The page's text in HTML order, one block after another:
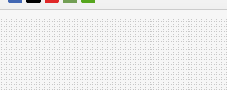
FACEBOOK
TWITTERFLIPBOARD
E-
MAIL
WHATSAPP